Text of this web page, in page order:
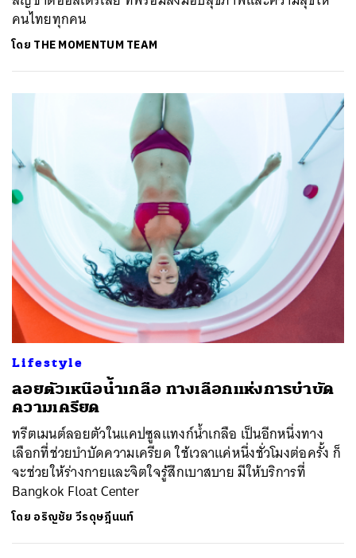
คนไทยทุกคน
โดย THE MOMENTUM TEAM
Lifestyle
ลอยตัวเหนือน้ำเกลือ ทางเลือกแห่งการบำบัด
ความเครียด
ทรีตเมนต์ลอยตัวในแคปซูลแทงก์น้ำเกลือ เป็นอีกหนึ่งทาง
เลือกที่ช่วยบำบัดความเครียด ใช้เวลาแค่หนึ่งชั่วโมงต่อครั้ง ก็
จะช่วยให้ร่างกายและจิตใจรู้สึกเบาสบาย มีให้บริการที่
Bangkok Float Center
โดย อริญชัย วีรดุษฎีนนท์
TWEET